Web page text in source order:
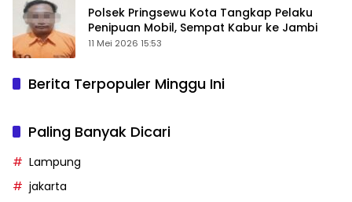
Polsek Pringsewu Kota Tangkap Pelaku
Penipuan Mobil, Sempat Kabur ke Jambi
11 Mei 2026 15:53
Berita Terpopuler Minggu Ini
Paling Banyak Dicari
Lampung
jakarta